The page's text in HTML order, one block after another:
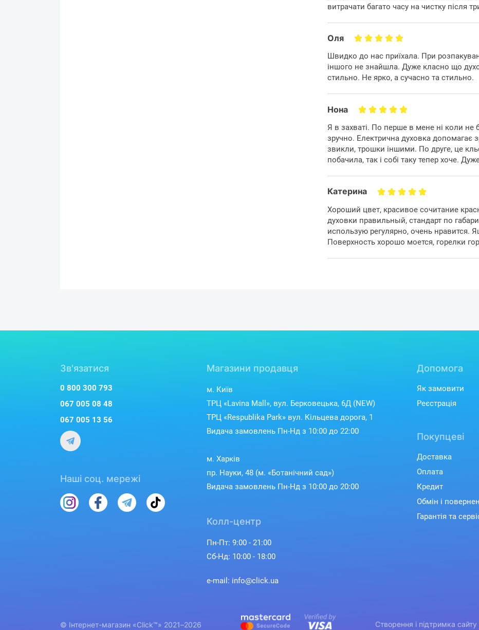
Плита Grifon C543R-CAWTGBD3
функціональності
Зручне
Панель управління плити об'єднує
духовою шафою. Завдяки функції газ-
припиняється в разі загасання
вашого
Поєднання червоного кольору плити
вигляд, а чавунні решітки
зручність у догляді. Чотири
витрачати багато часу на чистку після
Оля
Швидко до нас приїхала. При
іншого не знайшла. Дуже класно що
стильно. Не ярко, а сучасно та стильно.
Нона
Я в захваті. По перше в мене ні коли не
зручно. Електрична духовка допомагає
звикли, трошки іншими. По друге, це
побачила, так і собі таку тепер хоче.
Катерина
Хороший цвет, красивое сочитание
духовки правильный, стандарт по
использую регулярно, очень нравится.
Поверхность хорошо моется, горелки
Зв'язатися
0 800 300 793
067 005 08 48
067 005 13 56
Наші соц. мережі
Магазини продавця
м. Київ
ТРЦ «Lavina Mall», вул. Берковецька, 6Д (NEW)
ТРЦ «Respublika Park» вул. Кільцева дорога, 1
Видача замовлень Пн-Нд з 10:00 до 22:00
м. Харків
пр. Науки, 48 (м. «Ботанічний сад»)
Видача замовлень Пн-Нд з 10:00 до 20:00
Колл-центр
Пн-Пт: 9:00 - 21:00
Сб-Нд: 10:00 - 18:00
e-mail: info@click.ua
Допомога
Як замовити
Реєстрація
Покупцеві
Доставка
Оплата
Кредит
Обмін і
Гарантія та
© Інтернет-магазин «Click™» 2021–2026 Створення і підтримка сайту